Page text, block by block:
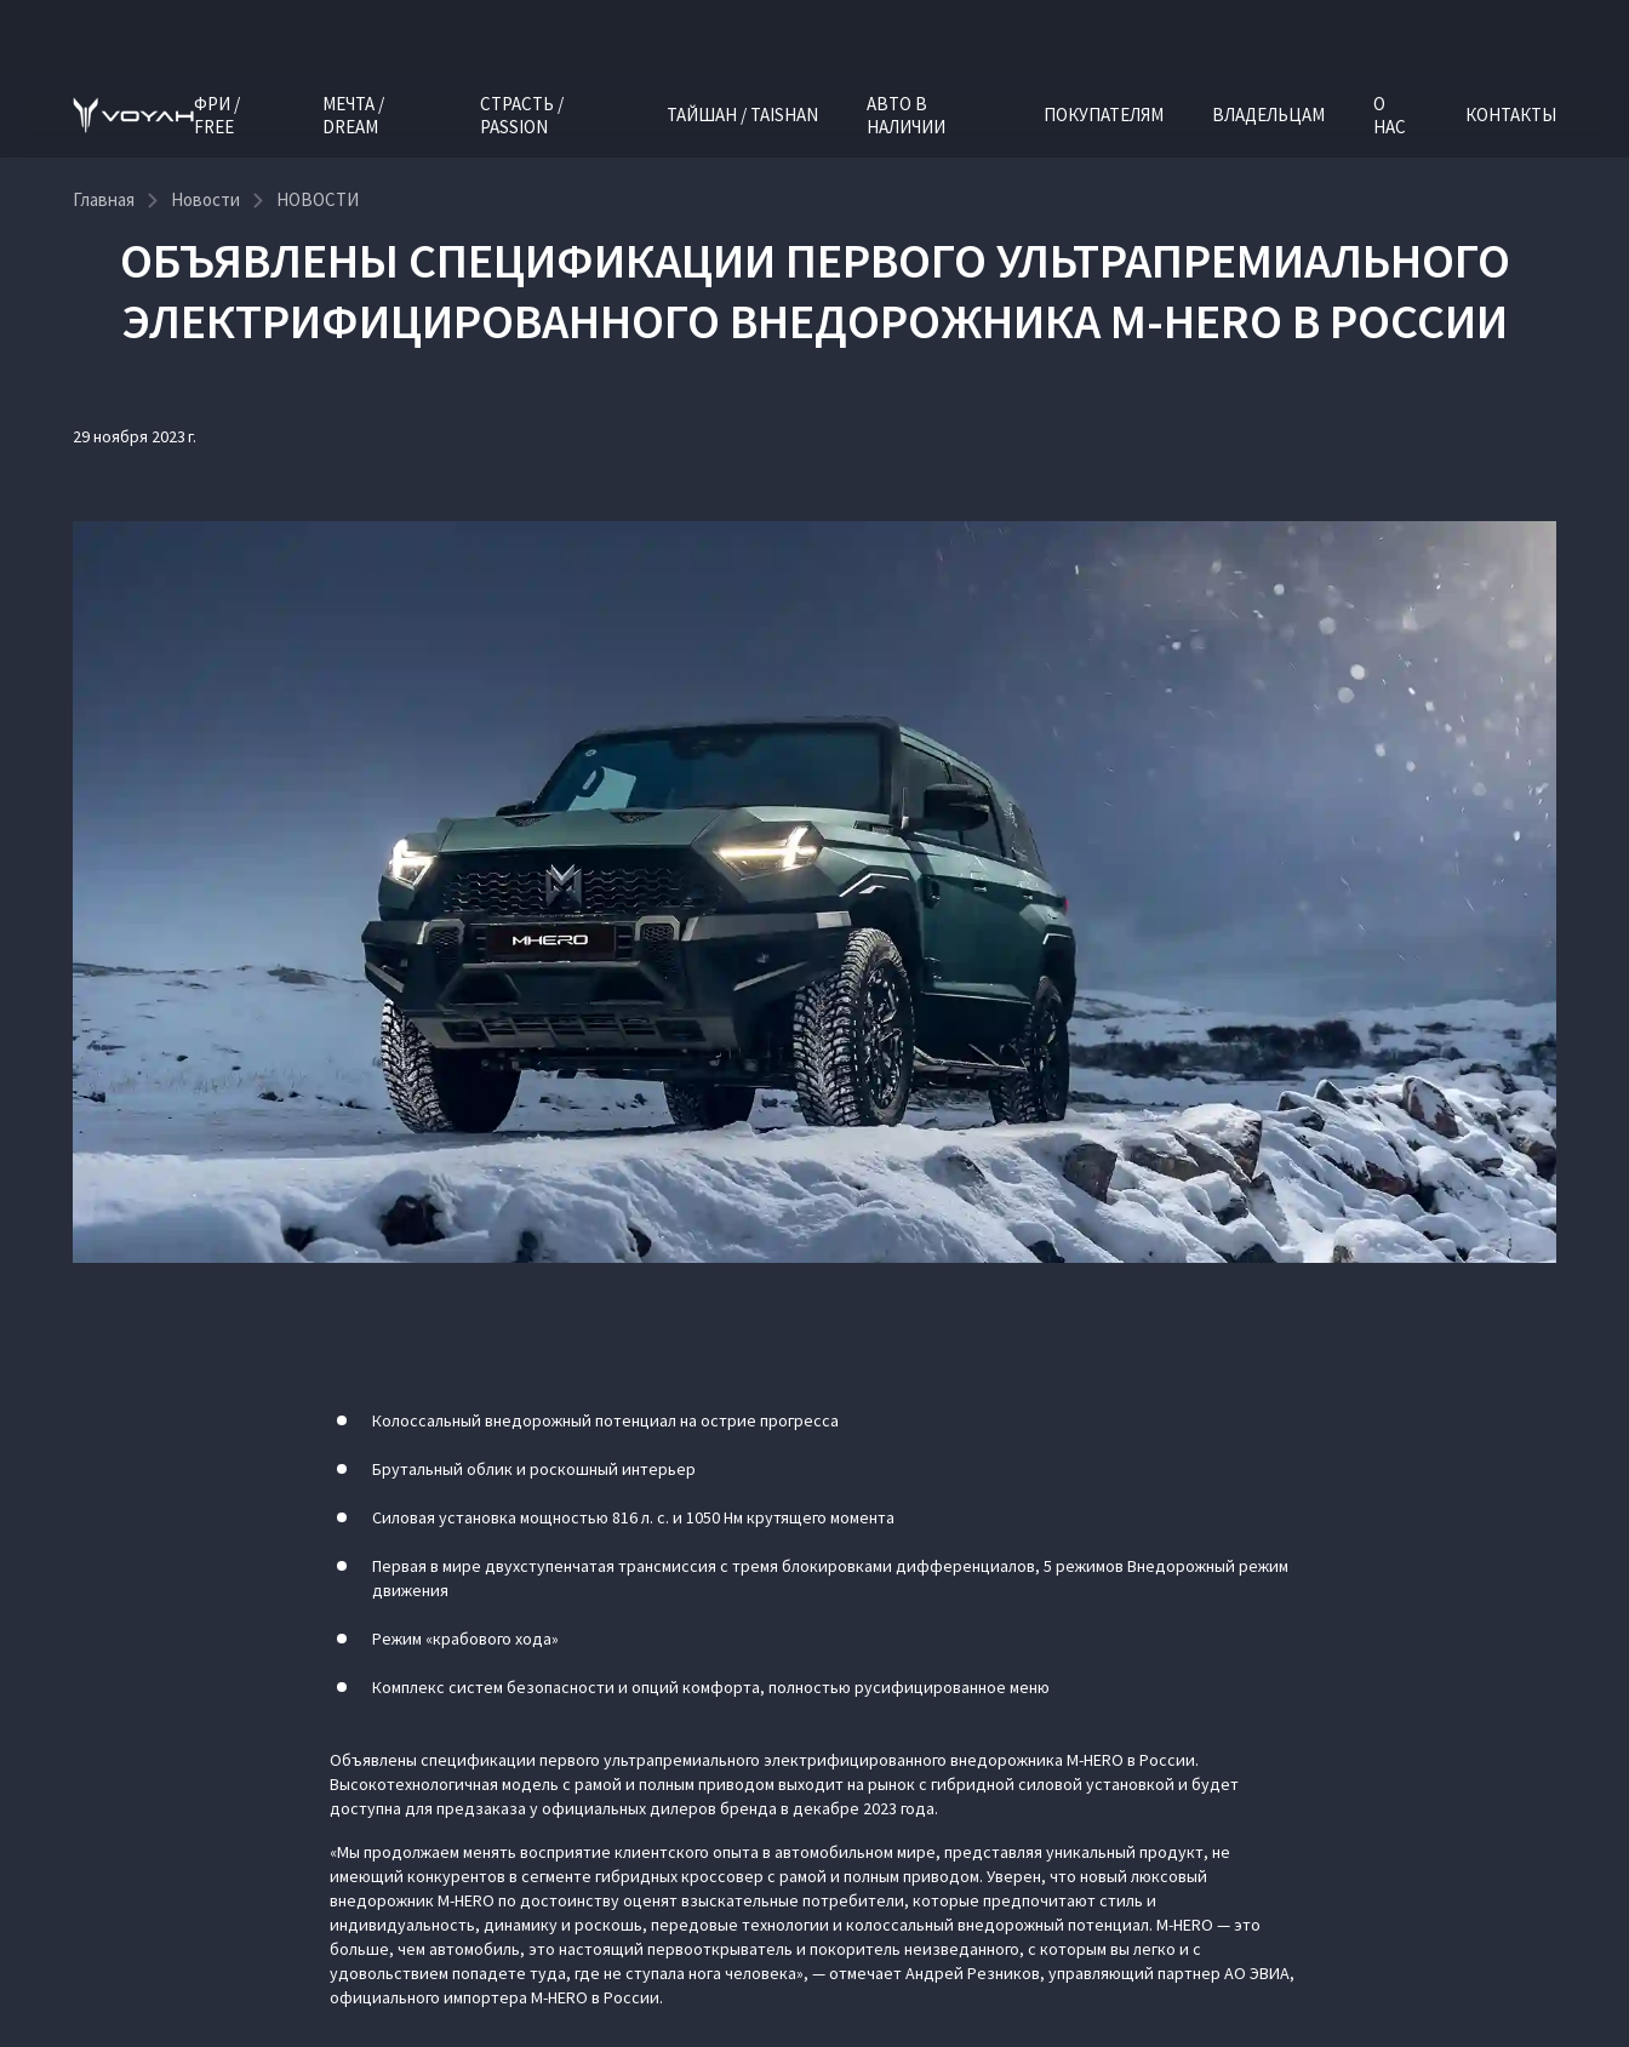
ФРИ /
FREE
МЕЧТА /
DREAM
СТРАСТЬ /
PASSION
ТАЙШАН / TAISHAN
АВТО В
НАЛИЧИИ
ПОКУПАТЕЛЯМ ВЛАДЕЛЬЦАМ
О
НАС
КОНТАКТЫ
Главная Новости НОВОСТИ
ОБЪЯВЛЕНЫ СПЕЦИФИКАЦИИ ПЕРВОГО УЛЬТРАПРЕМИАЛЬНОГО
ЭЛЕКТРИФИЦИРОВАННОГО ВНЕДОРОЖНИКА M‑HERO В РОССИИ
29 ноября 2023 г.
Колоссальный внедорожный потенциал на острие прогресса
Брутальный облик и роскошный интерьер
Силовая установка мощностью 816 л. с. и 1050 Нм крутящего момента
Первая в мире двухступенчатая трансмиссия с тремя блокировками дифференциалов, 5 режимов Внедорожный режим
движения
Режим «крабового хода»
Комплекс систем безопасности и опций комфорта, полностью русифицированное меню
Объявлены спецификации первого ультрапремиального электрифицированного внедорожника M‑HERO в России.
Высокотехнологичная модель с рамой и полным приводом выходит на рынок с гибридной силовой установкой и будет
доступна для предзаказа у официальных дилеров бренда в декабре 2023 года.
«Мы продолжаем менять восприятие клиентского опыта в автомобильном мире, представляя уникальный продукт, не
имеющий конкурентов в сегменте гибридных кроссовер с рамой и полным приводом. Уверен, что новый люксовый
внедорожник M‑HERO по достоинству оценят взыскательные потребители, которые предпочитают стиль и
индивидуальность, динамику и роскошь, передовые технологии и колоссальный внедорожный потенциал. M‑HERO — это
больше, чем автомобиль, это настоящий первооткрыватель и покоритель неизведанного, с которым вы легко и с
удовольствием попадете туда, где не ступала нога человека», — отмечает Андрей Резников, управляющий партнер АО ЭВИА,
официального импортера M‑HERO в России.